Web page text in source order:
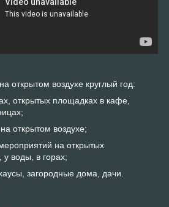
открытом воздухе круглый год:
открытых площадках в кафе,
открытом воздухе;
на открытых
у воды, в горах;
загородные дома, дачи.